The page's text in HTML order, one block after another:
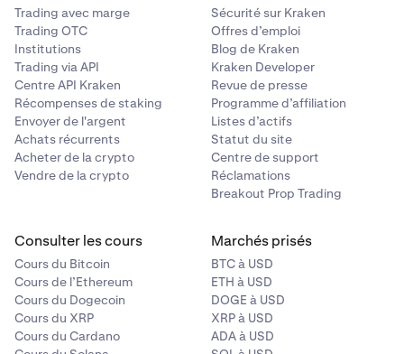
Trading avec marge
Trading OTC
Institutions
Trading via API
Centre API Kraken
Récompenses de staking
Envoyer de l'argent
Achats récurrents
Acheter de la crypto
Vendre de la crypto
Sécurité sur Kraken
Offres d’emploi
Blog de Kraken
Kraken Developer
Revue de presse
Programme d’affiliation
Listes d’actifs
Statut du site
Centre de support
Réclamations
Breakout Prop Trading
Consulter les cours
Cours du Bitcoin
Cours de l’Ethereum
Cours du Dogecoin
Cours du XRP
Cours du Cardano
Marchés prisés
BTC à USD
ETH à USD
DOGE à USD
XRP à USD
ADA à USD